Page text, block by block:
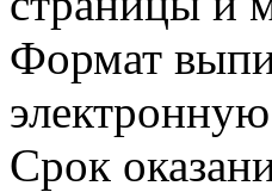
Формат
Срок